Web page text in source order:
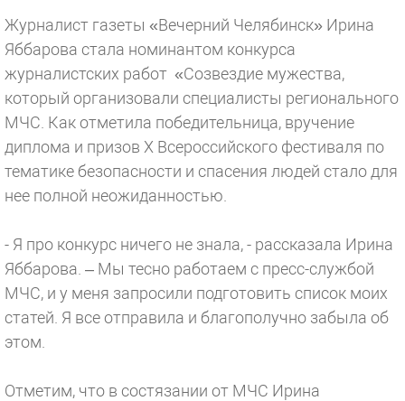
Журналист газеты «Вечерний Челябинск» Ирина
Яббарова стала номинантом конкурса
журналистских работ «Созвездие мужества,
который организовали специалисты регионального
МЧС. Как отметила победительница, вручение
диплома и призов X Всероссийского фестиваля по
тематике безопасности и спасения людей стало для
нее полной неожиданностью.
- Я про конкурс ничего не знала, - рассказала Ирина
Яббарова. – Мы тесно работаем с пресс-службой
МЧС, и у меня запросили подготовить список моих
статей. Я все отправила и благополучно забыла об
этом.
Отметим, что в состязании от МЧС Ирина